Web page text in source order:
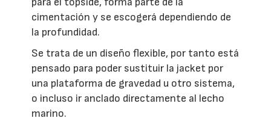
cimentación y se escogerá dependiendo de
la profundidad.
Se trata de un diseño flexible, por tanto está
pensado para poder sustituir la jacket por
una plataforma de gravedad u otro sistema,
o incluso ir anclado directamente al lecho
marino.